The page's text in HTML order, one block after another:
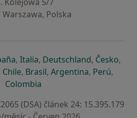
Warszawa, Polska
záložce
v nové záložce
se otevře v nové záložce
, Italiase otevře v nové záložce
, Deutschlandse otevře v
, Českose
,
v nové záložce
otevře v nové záložce
Chilese otevře v nové záložce
, Brasilse otevře v nové
, Argentinase otevře v
, Perúse
,
Colombia
(DSA) článek 24: 15.395.179